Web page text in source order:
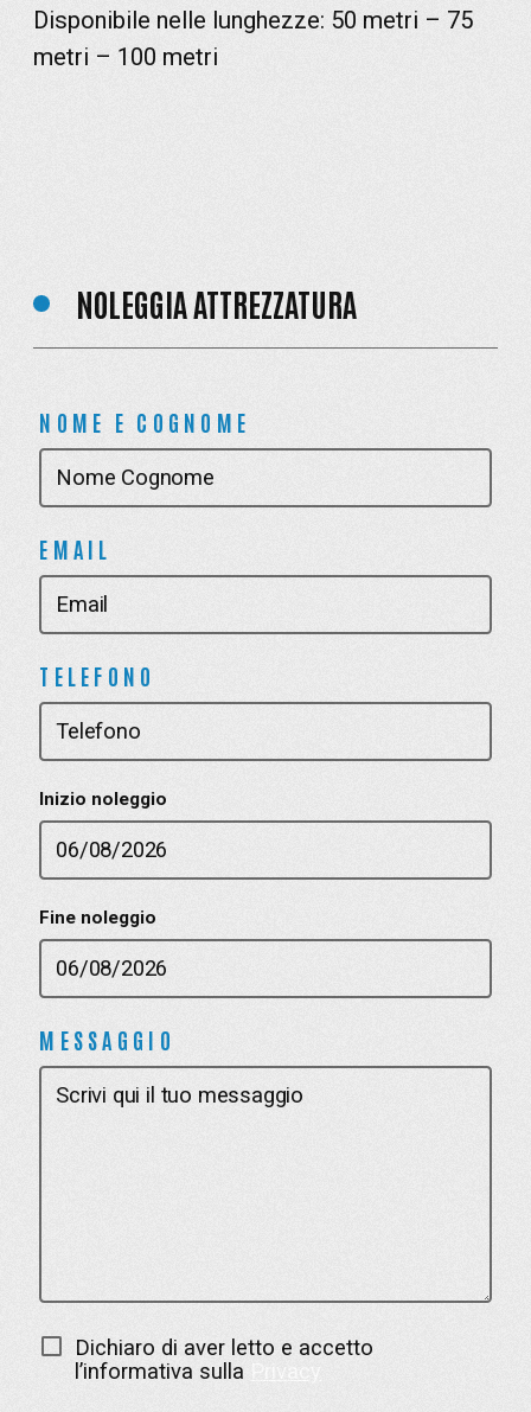
Disponibile nelle lunghezze: 50 metri – 75
metri – 100 metri
NOLEGGIA ATTREZZATURA
NOME E COGNOME
EMAIL
TELEFONO
Inizio noleggio
Fine noleggio
MESSAGGIO
Dichiaro di aver letto e accetto
l’informativa sulla Privacy